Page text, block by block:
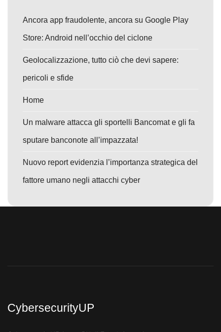
Ancora app fraudolente, ancora su Google Play
Store: Android nell’occhio del ciclone
Geolocalizzazione, tutto ciò che devi sapere:
pericoli e sfide
Home
Un malware attacca gli sportelli Bancomat e gli fa
sputare banconote all’impazzata!
Nuovo report evidenzia l’importanza strategica del
fattore umano negli attacchi cyber
CybersecurityUP